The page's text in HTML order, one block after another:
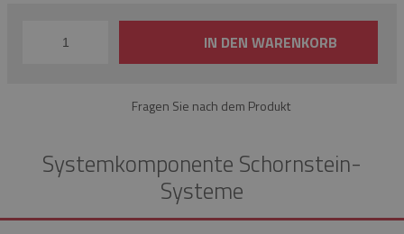
IN DEN WARENKORB
Fragen Sie nach dem Produkt
Systemkomponente Schornstein-
Systeme